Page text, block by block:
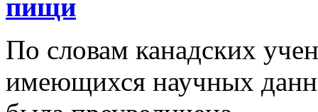
пищи
По словам канадских
имеющихся научных